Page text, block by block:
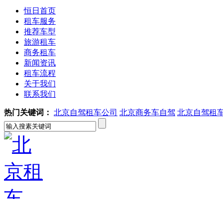
恒日首页
租车服务
推荐车型
旅游租车
商务租车
新闻资讯
租车流程
关于我们
联系我们
热门关键词： 北京自驾租车公司 北京商务车自驾 北京自驾租